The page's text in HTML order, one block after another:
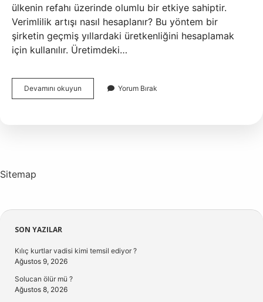
ülkenin refahı üzerinde olumlu bir etkiye sahiptir.
Verimlilik artışı nasıl hesaplanır? Bu yöntem bir
şirketin geçmiş yıllardaki üretkenliğini hesaplamak
için kullanılır. Üretimdeki…
Devamını okuyun Verimlilik
Artışı
Yorum Bırak
Sitemap
Sidebar
SON YAZILAR
Kılıç kurtlar vadisi kimi temsil ediyor ?
Ağustos 9, 2026
Solucan ölür mü ?
Ağustos 8, 2026